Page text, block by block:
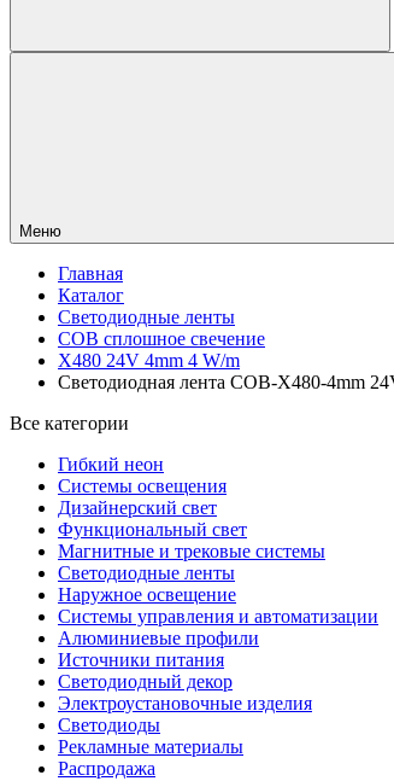
Меню
Главная
Каталог
Светодиодные ленты
COB сплошное свечение
X480 24V 4mm 4 W/m
Светодиодная лента COB-X480-4mm
Все категории
Гибкий неон
Системы освещения
Дизайнерский свет
Функциональный свет
Магнитные и трековые системы
Светодиодные ленты
Наружное освещение
Системы управления и автоматизации
Алюминиевые профили
Источники питания
Светодиодный декор
Электроустановочные изделия
Светодиоды
Рекламные материалы
Распродажа